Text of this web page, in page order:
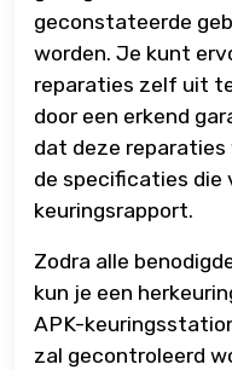
geconstateerde
worden. Je kunt
reparaties zelf uit
door een erkend
dat deze
de specificaties die
keuringsrapport.
Zodra alle
kun je een
APK-
zal gecontroleerd